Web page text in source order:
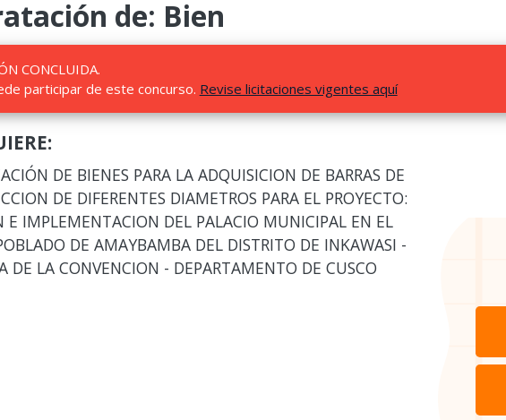
de: Bien
CONCLUIDA.
participar de este concurso. Revise licitaciones vigentes aquí
DE BIENES PARA LA ADQUISICION DE BARRAS DE
DE DIFERENTES DIAMETROS PARA EL PROYECTO:
E IMPLEMENTACION DEL PALACIO MUNICIPAL EN EL
DE AMAYBAMBA DEL DISTRITO DE INKAWASI -
DE LA CONVENCION - DEPARTAMENTO DE CUSCO